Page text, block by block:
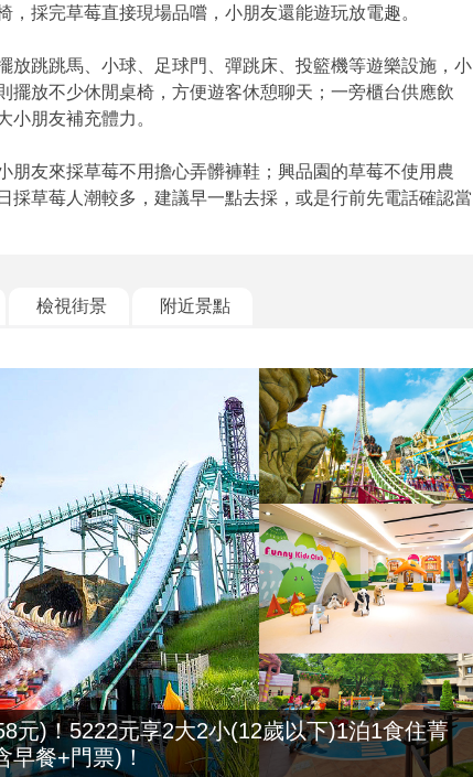
採完草莓直接現場品嚐，小朋友還能遊玩放電趣。
放跳跳馬、小球、足球門、彈跳床、投籃機等遊樂設施，小
擺放不少休閒桌椅，方便遊客休憩聊天；一旁櫃台供應飲
小朋友補充體力。
朋友來採草莓不用擔心弄髒褲鞋；興品園的草莓不使用農
採草莓人潮較多，建議早一點去採，或是行前先電話確認當
檢視街景 附近景點
)！5222元享2大2小(12歲以下)1泊1食住菁
早餐+門票)！